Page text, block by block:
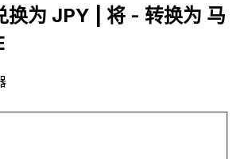
为 JPY | 将 - 转换为 马